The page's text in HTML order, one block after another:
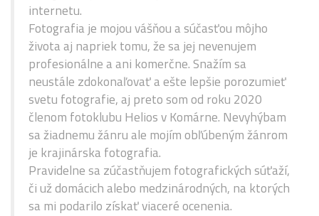
internetu.
Fotografia je mojou vášňou a súčasťou môjho
života aj napriek tomu, že sa jej nevenujem
profesionálne a ani komerčne. Snažím sa
neustále zdokonaľovať a ešte lepšie porozumieť
svetu fotografie, aj preto som od roku 2020
členom fotoklubu Helios v Komárne. Nevyhýbam
sa žiadnemu žánru ale mojím obľúbeným žánrom
je krajinárska fotografia.
Pravidelne sa zúčastňujem fotografických súťaží,
či už domácich alebo medzinárodných, na ktorých
sa mi podarilo získať viaceré ocenenia.